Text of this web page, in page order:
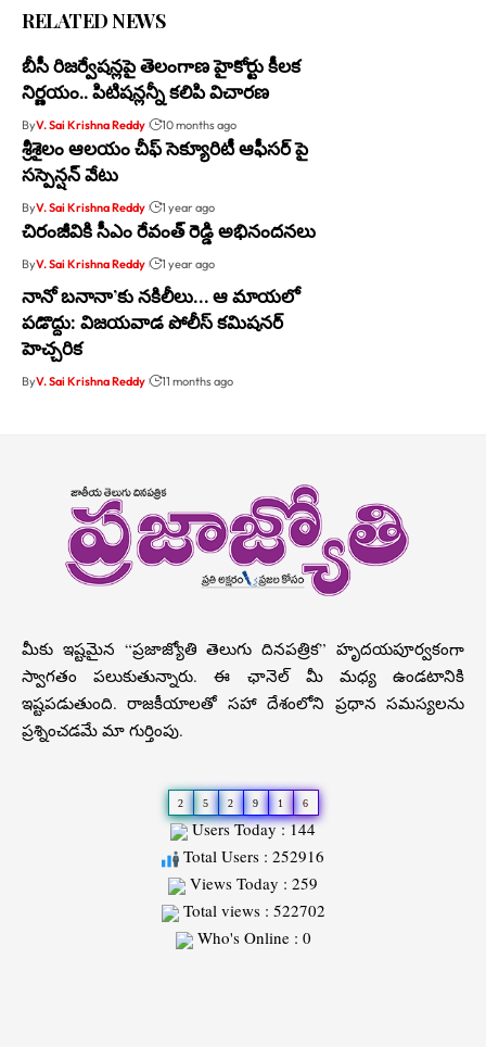
RELATED NEWS
బీసీ రిజర్వేషన్లపై తెలంగాణ హైకోర్టు కీలక
నిర్ణయం.. పిటిషన్లన్నీ కలిపి విచారణ
ByV. Sai Krishna Reddy 10 months ago
శ్రీశైలం ఆలయం చీఫ్ సెక్యూరిటీ ఆఫీసర్ పై
సస్పెన్షన్ వేటు
ByV. Sai Krishna Reddy 1 year ago
చిరంజీవికి సీఎం రేవంత్ రెడ్డి అభినంద‌న‌లు
ByV. Sai Krishna Reddy 1 year ago
నానో బనానా’కు నకిలీలు… ఆ మాయలో
పడొద్దు: విజయవాడ పోలీస్ కమిషనర్
హెచ్చరిక
ByV. Sai Krishna Reddy 11 months ago
మీకు ఇష్టమైన “ప్రజాజ్యోతి తెలుగు దినపత్రిక” హృదయపూర్వకంగా
స్వాగతం పలుకుతున్నారు. ఈ ఛానెల్ మీ మధ్య ఉండటానికి
ఇష్టపడుతుంది. రాజకీయాలతో సహా దేశంలోని ప్రధాన సమస్యలను
ప్రశ్నించడమే మా గుర్తింపు.
2 5 2 9 1 6
Users Today : 144
Total Users : 252916
Views Today : 259
Total views : 522702
Who's Online : 0